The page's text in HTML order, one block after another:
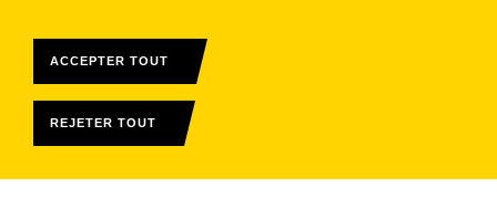
ACCEPTER TOUT
REJETER TOUT